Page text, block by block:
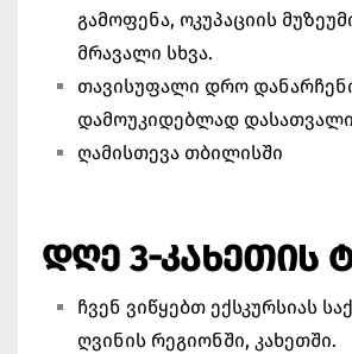
გამოფენა, ოკუპაციის
მრავალი სხვა.
თავისუფალი დრო
დამოუკიდებლად
ღამისთევა თბილისში
ᲓᲦᲔ 3-ᲙᲐᲮᲔᲗᲘᲡ
ჩვენ ვიწყებთ ექსკურსიას
ღვინის რეგიონში, კახეთში.